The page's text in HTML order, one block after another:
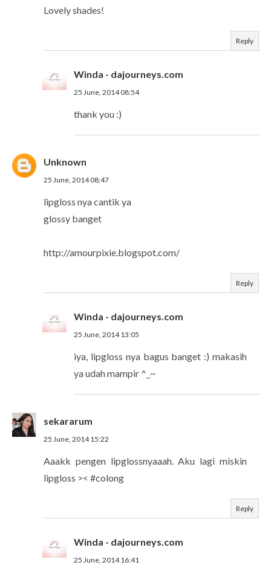
Lovely shades!
Reply
Winda - dajourneys.com
25 June, 2014 08:54
thank you :)
Unknown
25 June, 2014 08:47
lipgloss nya cantik ya
glossy banget
http://amourpixie.blogspot.com/
Reply
Winda - dajourneys.com
25 June, 2014 13:05
iya, lipgloss nya bagus banget :) makasih
ya udah mampir ^_~
sekararum
25 June, 2014 15:22
Aaakk pengen lipglossnyaaah. Aku lagi miskin
lipgloss >< #colong
Reply
Winda - dajourneys.com
25 June, 2014 16:41